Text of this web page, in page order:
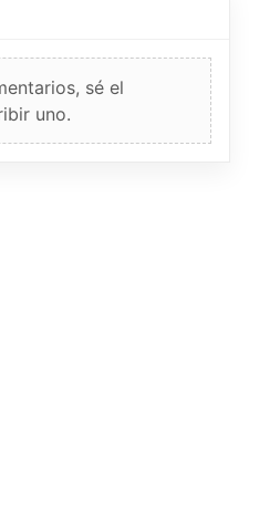
sé el
uno.